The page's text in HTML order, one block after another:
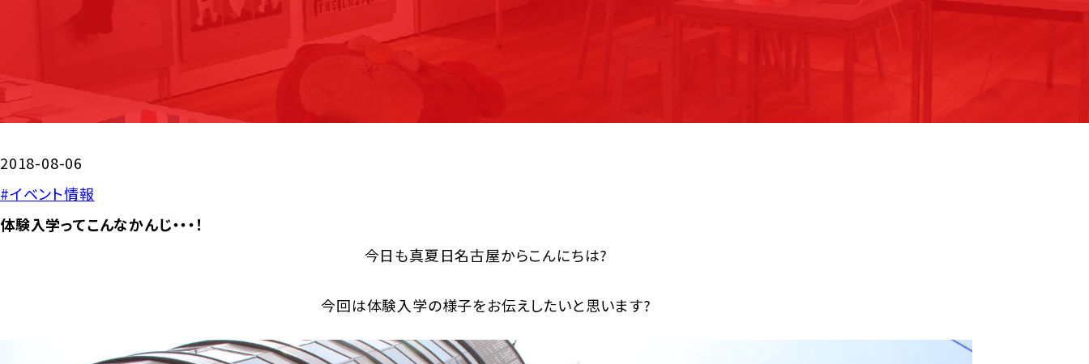
2018-08-06
#イベント情報
体験入学ってこんなかんじ・・・！
今日も真夏日名古屋からこんにちは?
今回は体験入学の様子をお伝えしたいと思います?